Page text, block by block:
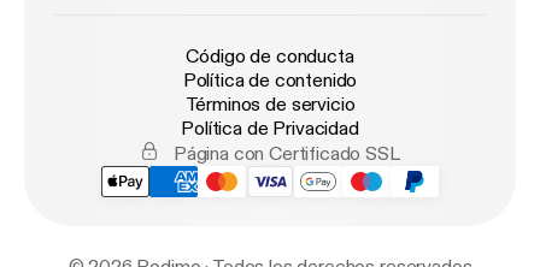
Código de conducta
Política de contenido
Términos de servicio
Política de Privacidad
Página con Certificado SSL